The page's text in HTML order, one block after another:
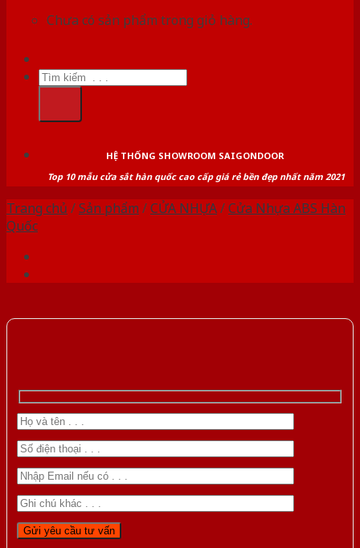
Chưa có sản phẩm trong giỏ hàng.
Tìm
kiếm:
HỆ THỐNG SHOWROOM SAIGONDOOR
Top 10 mẫu cửa sắt hàn quốc cao cấp giá rẻ bền đẹp nhất năm 2021
Trang chủ /Sản phẩm /CỬA NHỰA/Cửa Nhựa ABS Hàn
Quốc